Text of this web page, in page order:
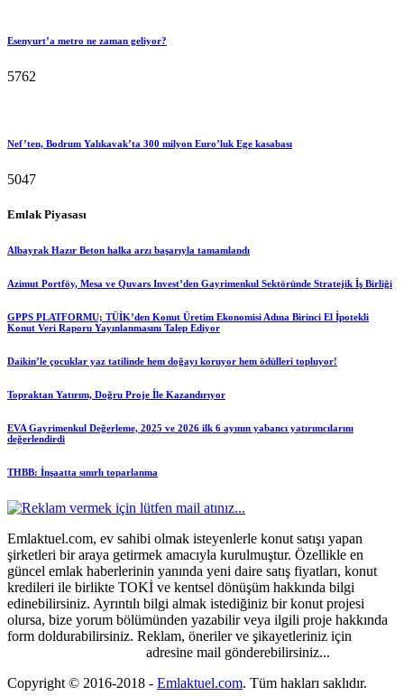
Esenyurt’a metro ne zaman geliyor?
5762
Nef’ten, Bodrum Yalıkavak’ta 300 milyon Euro’luk Ege kasabası
5047
Emlak Piyasası
Albayrak Hazır Beton halka arzı başarıyla tamamlandı
Azimut Portföy, Mesa ve Quvars Invest’den Gayrimenkul Sektöründe Stratejik İş Birliği
GPPS PLATFORMU; TÜİK’den Konut Üretim Ekonomisi Adına Birinci El İpotekli
Konut Veri Raporu Yayınlanmasını Talep Ediyor
Daikin’le çocuklar yaz tatilinde hem doğayı koruyor hem ödülleri topluyor!
Topraktan Yatırım, Doğru Proje İle Kazandırıyor
EVA Gayrimenkul Değerleme, 2025 ve 2026 ilk 6 ayının yabancı yatırımcılarını
değerlendirdi
THBB: İnşaatta sınırlı toparlanma
Emlaktuel.com, ev sahibi olmak isteyenlerle konut satışı yapan
şirketleri bir araya getirmek amacıyla kurulmuştur. Özellikle en
güncel emlak haberlerinin yanında yeni daire satış fiyatları, konut
kredileri ile birlikte TOKİ ve kentsel dönüşüm hakkında bilgi
edinebilirsiniz. Ayrıntılı bilgi almak istediğiniz bir konut projesi
olursa, bize yorum bölümünden yazabilir veya ilgili proje hakkında
form doldurabilirsiniz. Reklam, öneriler ve şikayetleriniz için
adresine mail gönderebilirsiniz...
Copyright © 2016-2018 - Emlaktuel.com. Tüm hakları saklıdır.